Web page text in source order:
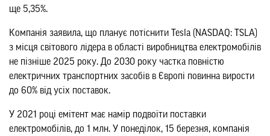
ще 5,35%.
Компанія заявила, що планує потіснити Tesla (NASDAQ: TSLA)
з місця світового лідера в області виробництва електромобілів
не пізніше 2025 року. До 2030 року частка повністю
електричних транспортних засобів в Європі повинна вирости
до 60% від усіх поставок.
У 2021 році емітент має намір подвоїти поставки
електромобілів, до 1 млн. У понеділок, 15 березня, компанія